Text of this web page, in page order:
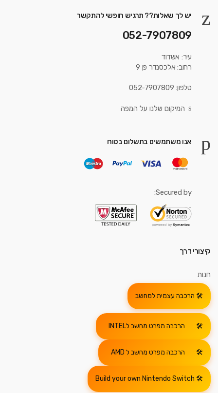
יש לך שאלות?? תרגיש חופשי להתקשר
052-7907809
עיר: אשדוד
רחוב: אלכסנדר פן 9
טלפון: 052-7907809
המיקום שלנו על המפה
אנו משתמשים בתשלום בטוח
Secured by:
קיצורי דרך
חנות
הרכבה עצמית למחשב
הרכבה מפרט מחשב לINTEL
הרכבה מפרט מחשב ל AMD
Build your own Nintendo Switch